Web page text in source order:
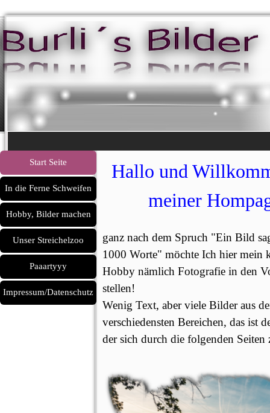
Menü überspringen
Start Seite
In die Ferne Schweifen
Hobby, Bilder machen
Unser Streichelzoo ▼
Paaartyyy
Impressum/Datenschutz
Hallo und
meiner
ganz nach dem Spruch "Ein Bild
1000 Worte" möchte Ich hier mein
Hobby nämlich Fotografie in den
stellen!
Wenig Text, aber viele Bilder aus
verschiedensten Bereichen, das ist
der sich durch die folgenden Seiten